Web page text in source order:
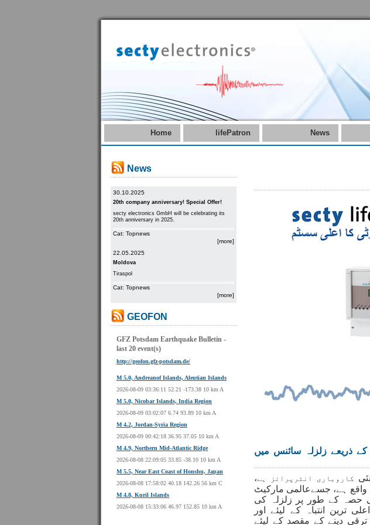
Home lifePatron News
کے ذریعے زلزلہ سائنس میں
کاروباری انٹرپرائز ہے،
ہے، جسےعالمی مارکیٹ
حصہ کے طور پر زلزلہ کی
ترین انتباہ کے لیئے اور
دینے کے مقصد کے لیئے
News
30.10.2025
20th company anniversary! Special Offer!
secty electronics GmbH will be celebrating its
20th anniversary in 2025.
Cat: Topnews
[more]
22.05.2025
Moldova
Tiraspol
Cat: Topnews
[more]
GEOFON
GFZ Potsdam Earthquake Bulletin -
last 20 event(s)
http://geofon.gfz-potsdam.de/
M 5.0, Andreanof Islands, Aleutian Islands
2026-08-09 03:36:11 52.21 -173.38 10 km A
M 5.0, Nicobar Islands, India Region
2026-08-09 03:02:07 6.74 93.89 10 km A
M 4.2, Jordan-Syria Region
2026-08-09 00:42:18 36.95 37.05 10 km A
M 4.9, Northern Mid-Atlantic Ridge
2026-08-08 22:09:05 33.85 -38.10 10 km A
M 5.5, Near East Coast of Honshu, Japan
2026-08-08 17:58:02 40.18 142.26 56 km C
M 4.8, Kuril Islands
2026-08-08 15:33:06 46.97 152.85 10 km A